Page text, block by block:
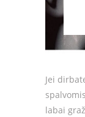
Jei
labai